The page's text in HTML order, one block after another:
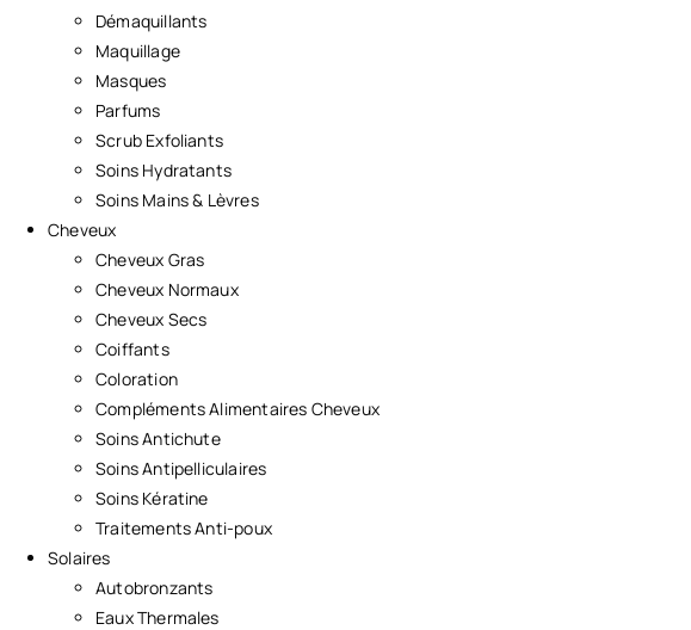
Démaquillants
Maquillage
Masques
Parfums
Scrub Exfoliants
Soins Hydratants
Soins Mains & Lèvres
Cheveux
Cheveux Gras
Cheveux Normaux
Cheveux Secs
Coiffants
Coloration
Compléments Alimentaires Cheveux
Soins Antichute
Soins Antipelliculaires
Soins Kératine
Traitements Anti-poux
Solaires
Autobronzants
Eaux Thermales